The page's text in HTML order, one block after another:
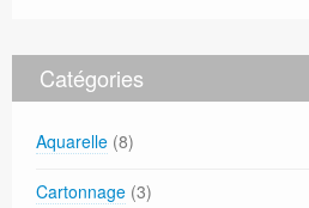
Catégories
Aquarelle (8)
Cartonnage (3)